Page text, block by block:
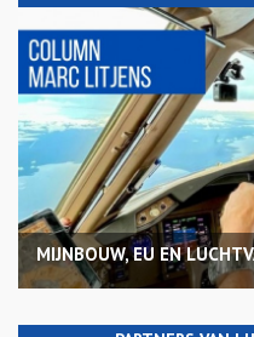
MIJNBOUW, EU EN